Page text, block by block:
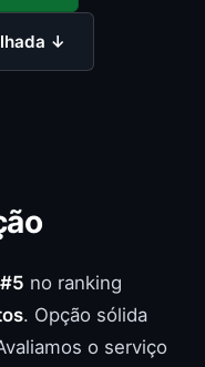
↓
no ranking
. Opção sólida
o serviço